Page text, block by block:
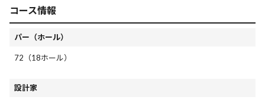
コース情報
パー（ホール）
72（18ホール）
設計家